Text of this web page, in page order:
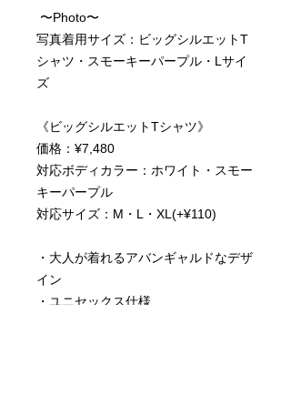
〜Photo〜
写真着用サイズ：ビッグシルエットT
シャツ・スモーキーパープル・Lサイ
ズ
《ビッグシルエットTシャツ》
価格：¥7,480
対応ボディカラー：ホワイト・スモー
キーパープル
対応サイズ：M・L・XL(+¥110)
・大人が着れるアバンギャルドなデザ
イン
・ユニセックス仕様